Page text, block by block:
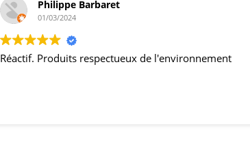
Philippe Barbaret
01/03/2024
Réactif. Produits respectueux de l'environnement